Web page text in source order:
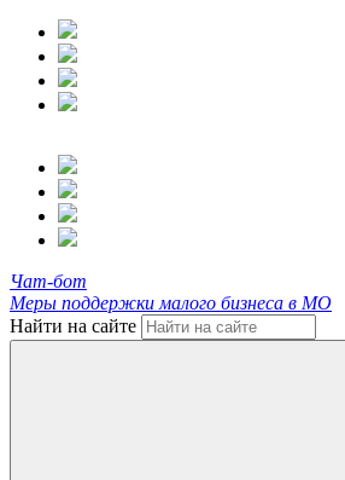
Чат-бот
Меры поддержки малого бизнеса в МО
Найти на сайте